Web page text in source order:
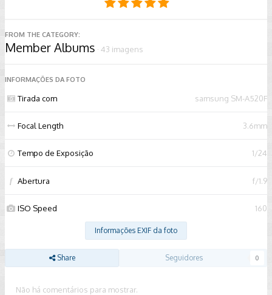
FROM THE CATEGORY:
Member Albums · 43 imagens
INFORMAÇÕES DA FOTO
Tirada com samsung SM-A520F
Focal Length 3.6mm
Tempo de Exposição 1/24
f Abertura f/1.9
ISO Speed 160
Informações EXIF da foto
Share Seguidores 0
Não há comentários para mostrar.